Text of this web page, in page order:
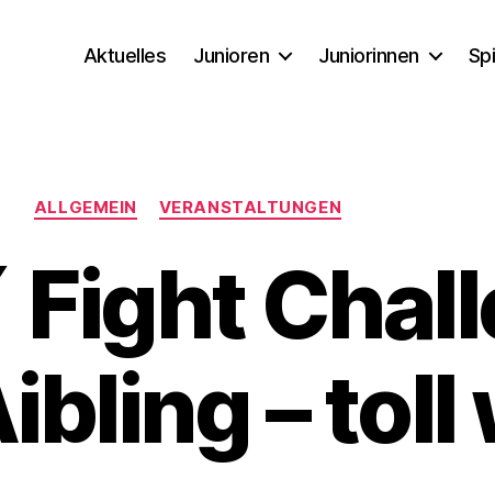
Aktuelles Junioren Juniorinnen
Kategorien
ALLGEMEIN VERANSTALTUNGEN
Fight
– toll